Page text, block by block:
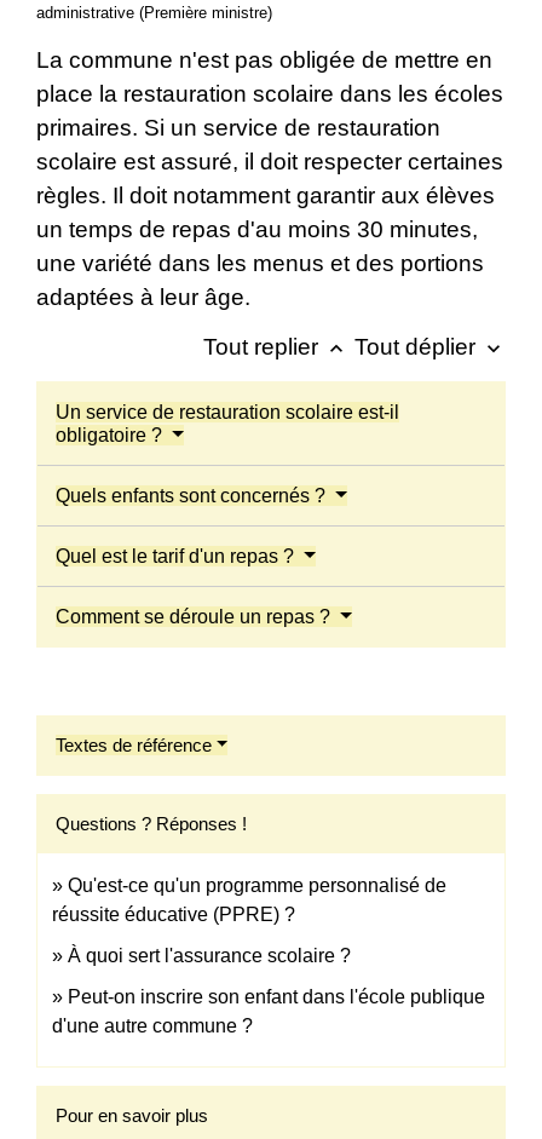
administrative (Première ministre)
La commune n'est pas obligée de mettre en
place la restauration scolaire dans les écoles
primaires. Si un service de restauration
scolaire est assuré, il doit respecter certaines
règles. Il doit notamment garantir aux élèves
un temps de repas d'au moins 30 minutes,
une variété dans les menus et des portions
adaptées à leur âge.
Tout replier keyboard_arrow_up Tout déplier keyboard_arrow_down
Un service de restauration scolaire est-il
obligatoire ?
Quels enfants sont concernés ?
Quel est le tarif d'un repas ?
Comment se déroule un repas ?
Textes de référence
Questions ? Réponses !
Qu'est-ce qu'un programme personnalisé de
réussite éducative (PPRE) ?
À quoi sert l'assurance scolaire ?
Peut-on inscrire son enfant dans l'école publique
d'une autre commune ?
Pour en savoir plus